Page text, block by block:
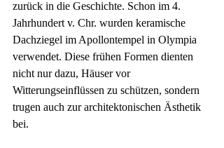
zurück in die Geschichte. Schon im 4.
Jahrhundert v. Chr. wurden keramische
Dachziegel im Apollontempel in Olympia
verwendet. Diese frühen Formen dienten
nicht nur dazu, Häuser vor
Witterungseinflüssen zu schützen, sondern
trugen auch zur architektonischen Ästhetik
bei.